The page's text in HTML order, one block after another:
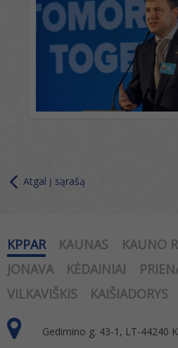
Atgal į sąrašą
KPPAR KAUNAS KAUNO
JONAVA
KĖDAINIAI
VILKAVIŠKIS
KAIŠIADORYS
Gedimino g. 43-1, LT-44240